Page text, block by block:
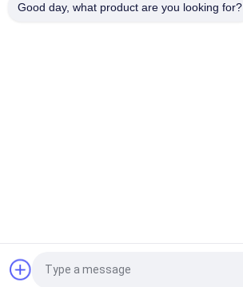
Silicone Heat Transfer Patch
Label Woven PakaianQuote request suatu
Good day, what product are you looking for?